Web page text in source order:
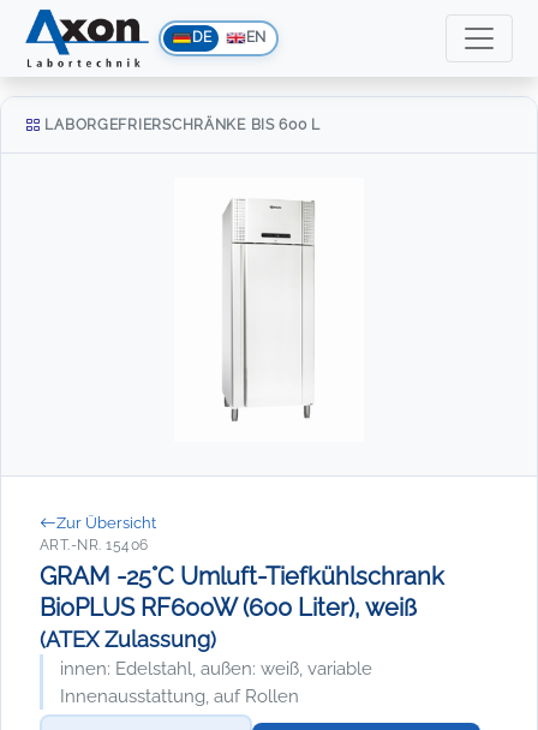
DE EN
LABORGEFRIERSCHRÄNKE BIS 600 L
Zur Übersicht
ART.-NR. 15406
GRAM -25°C Umluft-Tiefkühlschrank
BioPLUS RF600W (600 Liter), weiß
(ATEX Zulassung)
innen: Edelstahl, außen: weiß, variable
Innenausstattung, auf Rollen